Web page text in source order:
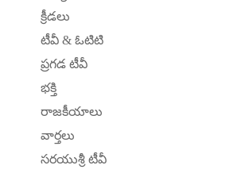
క్రీడలు
టీవీ & ఓటిటి
ప్రగడ టీవీ
భక్తి
రాజకీయాలు
వార్తలు
సరయుశ్రీ టీవీ